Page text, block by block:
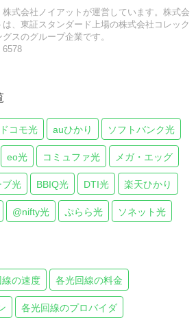
株式会社ノイアットが運営しています。株式会
、東証スタンダード上場の株式会社コレック
スのグループ企業です。
6578
ドコモ光 auひかり ソフトバンク光
eo光 コミュファ光 メガ・エッグ
ブ光 BBIQ光 DTI光 楽天ひかり
@nifty光 ぷらら光 ソネット光
の速度 各光回線の料金
各光回線のプロバイダ